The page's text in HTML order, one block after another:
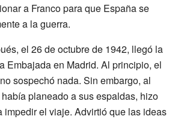
a Franco para que España se
a la guerra.
el 26 de octubre de 1942, llegó la
Embajada en Madrid. Al principio, el
sospechó nada. Sin embargo, al
planeado a sus espaldas, hizo
impedir el viaje. Advirtió que las ideas